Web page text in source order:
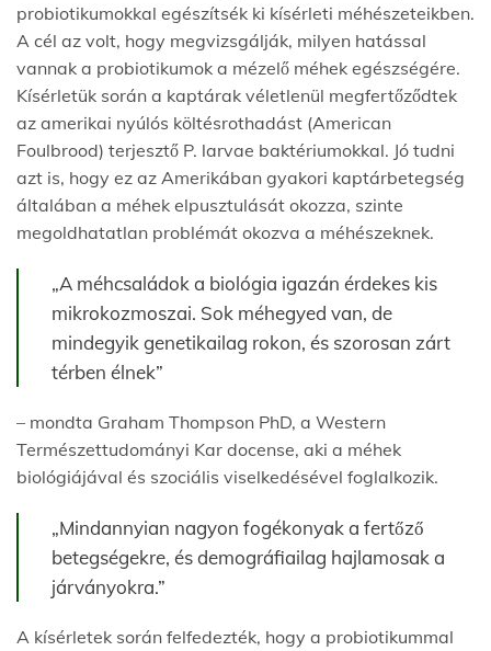
probiotikumokkal egészítsék ki kísérleti méhészeteikben.
A cél az volt, hogy megvizsgálják, milyen hatással
vannak a probiotikumok a mézelő méhek egészségére.
Kísérletük során a kaptárak véletlenül megfertőződtek
az amerikai nyúlós költésrothadást (American
Foulbrood) terjesztő P. larvae baktériumokkal. Jó tudni
azt is, hogy ez az Amerikában gyakori kaptárbetegség
általában a méhek elpusztulását okozza, szinte
megoldhatatlan problémát okozva a méhészeknek.
„A méhcsaládok a biológia igazán érdekes kis
mikrokozmoszai. Sok méhegyed van, de
mindegyik genetikailag rokon, és szorosan zárt
térben élnek”
– mondta Graham Thompson PhD, a Western
Természettudományi Kar docense, aki a méhek
biológiájával és szociális viselkedésével foglalkozik.
„Mindannyian nagyon fogékonyak a fertőző
betegségekre, és demográfiailag hajlamosak a
járványokra.”
A kísérletek során felfedezték, hogy a probiotikummal